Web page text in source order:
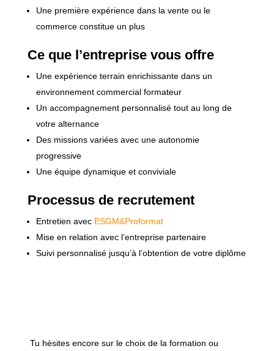
Une première expérience dans la vente ou le
commerce constitue un plus
Ce que l’entreprise vous offre
Une expérience terrain enrichissante dans un
environnement commercial formateur
Un accompagnement personnalisé tout au long de
votre alternance
Des missions variées avec une autonomie
progressive
Une équipe dynamique et conviviale
Processus de recrutement
Entretien avec ESGM&Proformat
Mise en relation avec l’entreprise partenaire
Suivi personnalisé jusqu’à l’obtention de votre diplôme
Tu hésites encore sur le choix de la formation ou